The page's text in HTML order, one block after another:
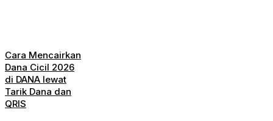
Cara Mencairkan
Dana Cicil 2026
di DANA lewat
Tarik Dana dan
QRIS